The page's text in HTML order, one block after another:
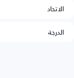
الاتحاد
الدرجة